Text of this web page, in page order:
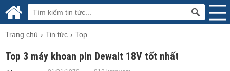
Trang chủ Tin tức Top
Top 3 máy khoan pin Dewalt 18V tốt nhất